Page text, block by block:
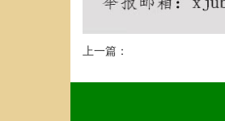
上一篇：